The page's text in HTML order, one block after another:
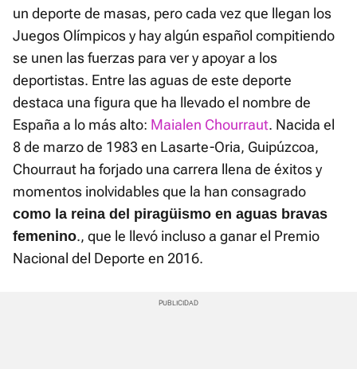
un deporte de masas, pero cada vez que llegan los
Juegos Olímpicos y hay algún español compitiendo
se unen las fuerzas para ver y apoyar a los
deportistas. Entre las aguas de este deporte
destaca una figura que ha llevado el nombre de
España a lo más alto: Maialen Chourraut. Nacida el
8 de marzo de 1983 en Lasarte-Oria, Guipúzcoa,
Chourraut ha forjado una carrera llena de éxitos y
momentos inolvidables que la han consagrado
como la reina del piragüismo en aguas bravas
femenino., que le llevó incluso a ganar el Premio
Nacional del Deporte en 2016.